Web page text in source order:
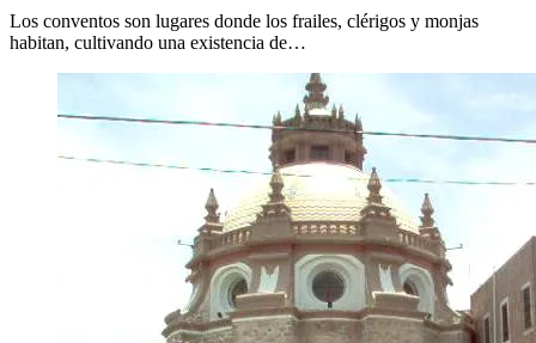
Los conventos son lugares donde los frailes, clérigos y monjas
habitan, cultivando una existencia de…